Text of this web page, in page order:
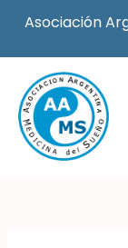
contenido
Asociación